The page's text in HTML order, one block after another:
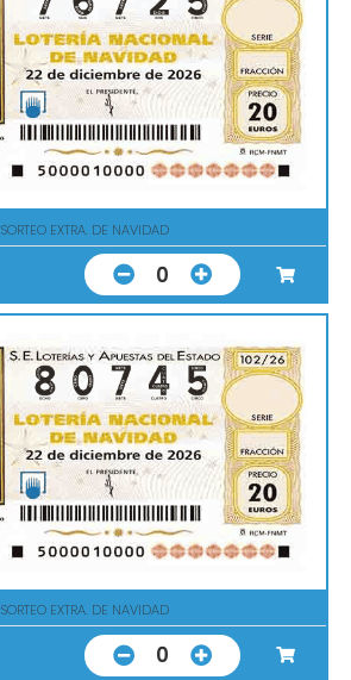
SORTEO EXTRA. DE NAVIDAD
0
SORTEO EXTRA. DE NAVIDAD
0